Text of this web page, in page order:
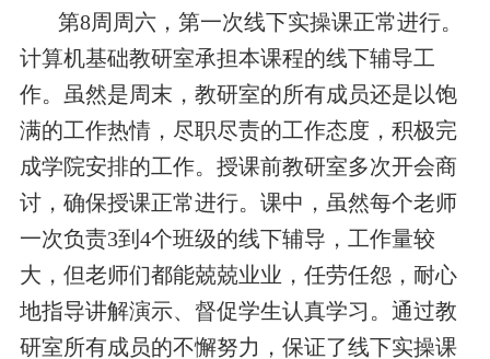
第8周周六，第一次线下实操课正常进行。
计算机基础教研室承担本课程的线下辅导工
作。虽然是周末，教研室的所有成员还是以饱
满的工作热情，尽职尽责的工作态度，积极完
成学院安排的工作。授课前教研室多次开会商
讨，确保授课正常进行。课中，虽然每个老师
一次负责3到4个班级的线下辅导，工作量较
大，但老师们都能兢兢业业，任劳任怨，耐心
地指导讲解演示、督促学生认真学习。通过教
研室所有成员的不懈努力，保证了线下实操课